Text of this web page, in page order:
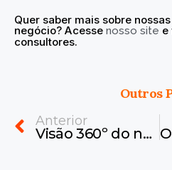
Quer saber mais sobre
negócio? Acesse nosso site e
consultores.
Outros
Anterior
Visão 360º do negócio: como o ERP aproxima operação e estratégia